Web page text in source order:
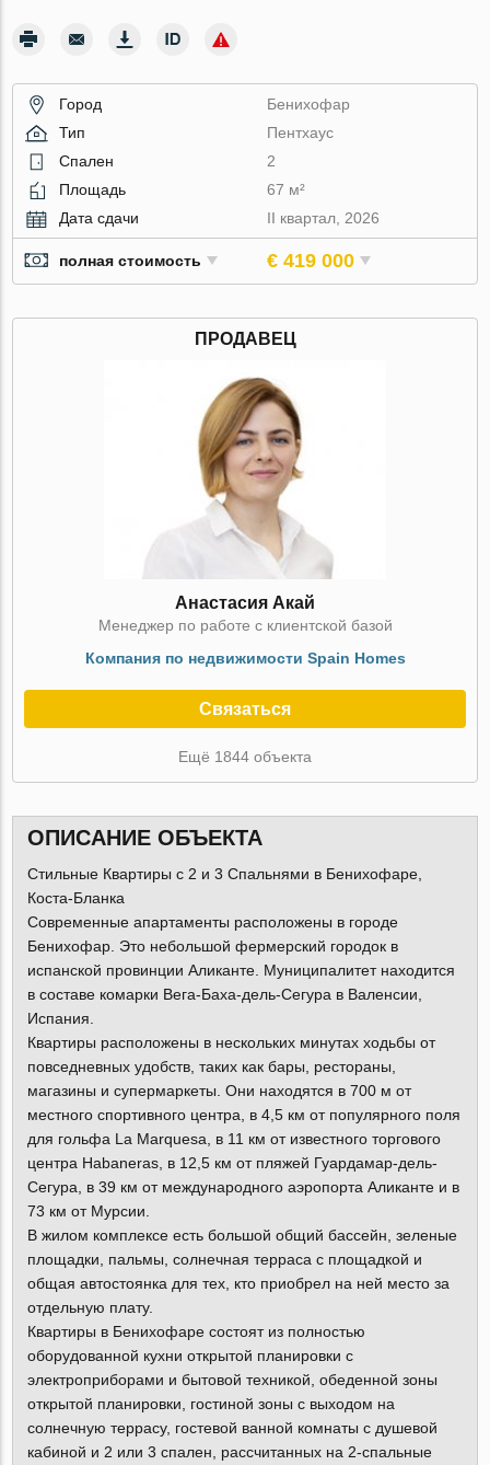
Город
Бенихофар
Тип
Пентхаус
Спален
2
Площадь
67 м²
Дата сдачи
II квартал, 2026
полная стоимость € 419 000
ПРОДАВЕЦ
Анастасия Акай
Менеджер по работе с клиентской базой
Компания по недвижимости Spain Homes
Связаться
Ещё 1844 объекта
ОПИСАНИЕ ОБЪЕКТА
Стильные Квартиры с 2 и 3 Спальнями в Бенихофаре,
Коста-Бланка
Современные апартаменты расположены в городе
Бенихофар. Это небольшой фермерский городок в
испанской провинции Аликанте. Муниципалитет находится
в составе комарки Вега-Баха-дель-Сегура в Валенсии,
Испания.
Квартиры расположены в нескольких минутах ходьбы от
повседневных удобств, таких как бары, рестораны,
магазины и супермаркеты. Они находятся в 700 м от
местного спортивного центра, в 4,5 км от популярного поля
для гольфа La Marquesa, в 11 км от известного торгового
центра Habaneras, в 12,5 км от пляжей Гуардамар-дель-
Сегура, в 39 км от международного аэропорта Аликанте и в
73 км от Мурсии.
В жилом комплексе есть большой общий бассейн, зеленые
площадки, пальмы, солнечная терраса с площадкой и
общая автостоянка для тех, кто приобрел на ней место за
отдельную плату.
Квартиры в Бенихофаре состоят из полностью
оборудованной кухни открытой планировки с
электроприборами и бытовой техникой, обеденной зоны
открытой планировки, гостиной зоны с выходом на
солнечную террасу, гостевой ванной комнаты с душевой
кабиной и 2 или 3 спален, рассчитанных на 2-спальные